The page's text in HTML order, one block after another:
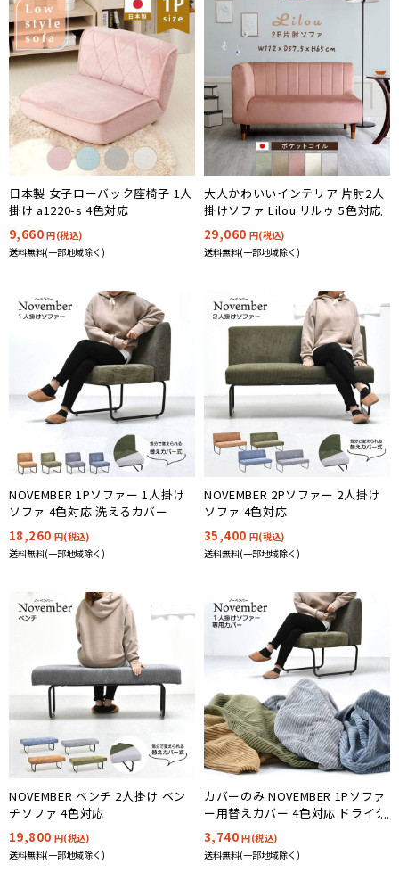
日本製 女子ローバック座椅子 1人
掛け a1220-s 4色対応
9,660円(税込)
送料無料(一部地域除く)
大人かわいいインテリア 片肘2人
掛けソファ Lilou リルゥ 5色対応
29,060 円(税込)
送料無料(一部地域除く)
NOVEMBER 1Pソファー 1人掛け
ソファ 4色対応 洗えるカバー
18,260 円(税込)
送料無料(一部地域除く)
NOVEMBER 2Pソファー 2人掛け
ソファ 4色対応
35,400 円(税込)
送料無料(一部地域除く)
NOVEMBER ベンチ 2人掛け ベン
チソファ 4色対応
19,800 円(税込)
送料無料(一部地域除く)
カバーのみ NOVEMBER 1Pソファ
ー用替えカバー 4色対応 ドライク
リーニング可能
3,740円(税込)
送料無料(一部地域除く)